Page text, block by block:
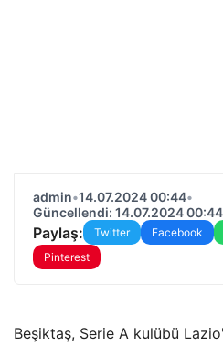
admin•14.07.2024 00:44•
Güncellendi: 14.07.2024 00:44
Paylaş: Twitter Facebook
Pinterest
Beşiktaş, Serie A kulübü